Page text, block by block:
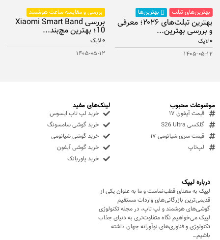
بهترین‌های تبلت
بهترین‌ها
بهترین تبلت‌های ۲۰۲۶؛ معرفی
و بررسی بهترین...
۰لایک
۱۴۰۵-۰۵-۱۲
بررسی و مقایسه ساعت هوشمند
بررسی Xiaomi Smart Band
10؛ بهترین مچ‌بند...
۰لایک
۱۴۰۵-۰۵-۱۲
درباره لیپک
لیپک به معنای قطب‌نماست و ما به عنوان یکی از
قدیمی‌ترین بازرگانی‌های واردات مستقیم
گوشی‌های هوشمند و لپ تاپ، در مجله تکنولوژی
لیپک می‌خواهیم نگاه متفاوت‌تری به دنیای جذاب
تکنولوژی و فناوری‌های نوآورانه جهان داشته
باشیم…
موضوعات محبوب
قیمت آیفون ۱۷
گلکسی S26 Ultra
قیمت سری شیائومی ۱۷
لپ‌تاپ
لینک‌های مفید
خرید لپ تاپ ایسوس
خرید گوشی سامسونگ
خرید گوشی شیائومی
خرید گوشی آیفون
خرید پاوربانک